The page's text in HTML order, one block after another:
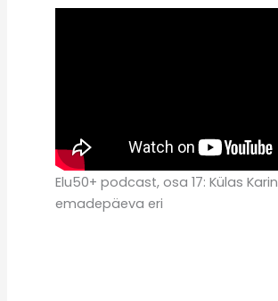
Elu50+ podcast, osa 17: Külas
emadepäeva eri